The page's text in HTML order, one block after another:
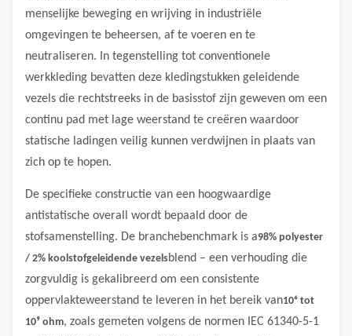
menselijke beweging en wrijving in industriële
omgevingen te beheersen, af te voeren en te
neutraliseren. In tegenstelling tot conventionele
werkkleding bevatten deze kledingstukken geleidende
vezels die rechtstreeks in de basisstof zijn geweven om een
​​continu pad met lage weerstand te creëren waardoor
statische ladingen veilig kunnen verdwijnen in plaats van
zich op te hopen.
De specifieke constructie van een hoogwaardige
antistatische overall wordt bepaald door de
stofsamenstelling. De branchebenchmark is a98% polyester
/ 2% koolstofgeleidende vezelsblend – een verhouding die
zorgvuldig is gekalibreerd om een ​​consistente
oppervlakteweerstand te leveren in het bereik van10⁶ tot
10⁹ ohm, zoals gemeten volgens de normen IEC 61340-5-1